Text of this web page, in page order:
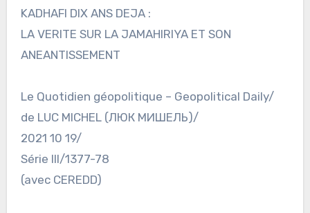
KADHAFI DIX ANS DEJA :
LA VERITE SUR LA JAMAHIRIYA ET SON
ANEANTISSEMENT
Le Quotidien géopolitique – Geopolitical Daily/
de LUC MICHEL (ЛЮК МИШЕЛЬ)/
2021 10 19/
Série III/1377-78
(avec CEREDD)